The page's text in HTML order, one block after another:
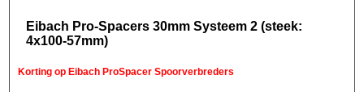
Eibach Pro-Spacers 30mm Systeem 2 (steek:
4x100-57mm)
Korting op Eibach ProSpacer Spoorverbreders